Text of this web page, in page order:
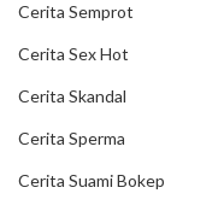
Cerita Semprot
Cerita Sex Hot
Cerita Skandal
Cerita Sperma
Cerita Suami Bokep